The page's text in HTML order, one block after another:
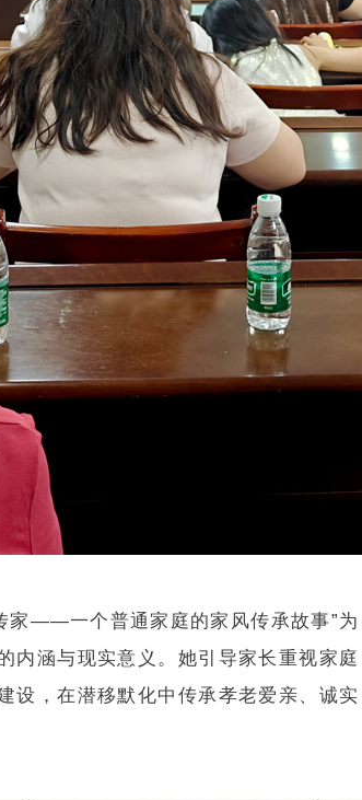
家——一个普通家庭的家风传承故事”为
内涵与现实意义。她引导家长重视家庭
设，在潜移默化中传承孝老爱亲、诚实